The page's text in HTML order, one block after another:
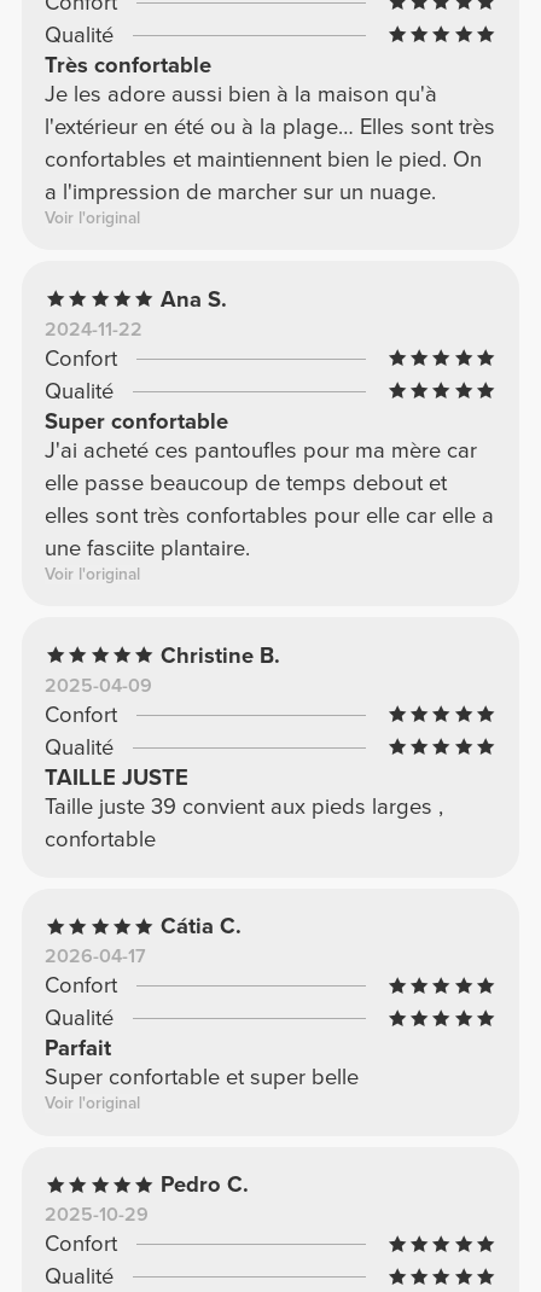
Qualité
Très confortable
Je les adore aussi bien à la maison qu'à
l'extérieur en été ou à la plage… Elles sont très
confortables et maintiennent bien le pied. On
a l'impression de marcher sur un nuage.
Voir l'original
Ana S.
2024-11-22
Confort
Qualité
Super confortable
J'ai acheté ces pantoufles pour ma mère car
elle passe beaucoup de temps debout et
elles sont très confortables pour elle car elle a
une fasciite plantaire.
Voir l'original
Christine B.
2025-04-09
Confort
Qualité
TAILLE JUSTE
Taille juste 39 convient aux pieds larges ,
confortable
Cátia C.
2026-04-17
Confort
Qualité
Parfait
Super confortable et super belle
Voir l'original
Pedro C.
2025-10-29
Confort
Qualité